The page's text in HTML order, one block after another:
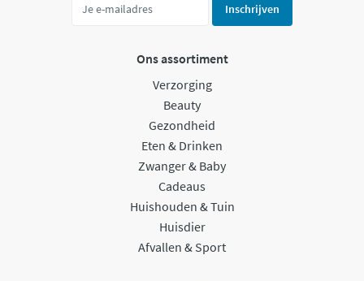
Inschrijven
Ons assortiment
Verzorging
Beauty
Gezondheid
Eten & Drinken
Zwanger & Baby
Cadeaus
Huishouden & Tuin
Huisdier
Afvallen & Sport